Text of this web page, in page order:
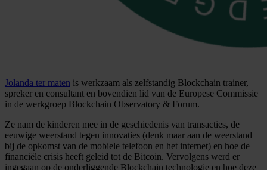
Jolanda ter maten is werkzaam als zelfstandig Blockchain trainer,
spreker en consultant en bovendien lid van de Europese Commissie
in de werkgroep Blockchain Observatory & Forum.
Ze nam de kinderen mee in de geschiedenis van transacties, de
eeuwige weerstand tegen innovaties (denk maar aan de weerstand
bij de opkomst van de mobiele telefoon en het internet) en hoe de
financiële crisis heeft geleid tot de Bitcoin. Vervolgens werd er
ingegaan op de onderliggende Blockchain technologie en hoe deze